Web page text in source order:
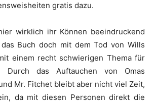
gratis dazu.
wirklich ihr Können beeindruckend
Buch doch mit dem Tod von Wills
einem recht schwierigen Thema für
Durch das Auftauchen von Omas
Mr. Fitchet bleibt aber nicht viel Zeit,
da mit diesen Personen direkt die